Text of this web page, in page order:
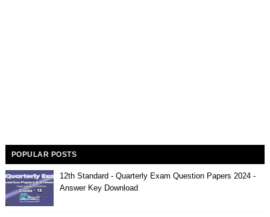
POPULAR POSTS
12th Standard - Quarterly Exam Question Papers 2024 -
Answer Key Download